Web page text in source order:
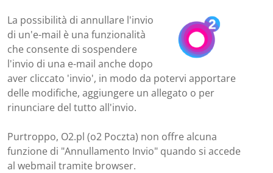
La possibilità di annullare l'invio
di un'e-mail è una funzionalità
che consente di sospendere
l'invio di una e-mail anche dopo
aver cliccato 'invio', in modo da potervi apportare
delle modifiche, aggiungere un allegato o per
rinunciare del tutto all'invio.
Purtroppo, O2.pl (o2 Poczta) non offre alcuna
funzione di "Annullamento Invio" quando si accede
al webmail tramite browser.